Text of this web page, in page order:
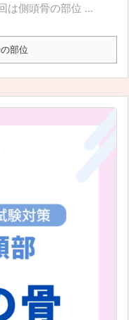
は側頭骨の部位 ...
部位